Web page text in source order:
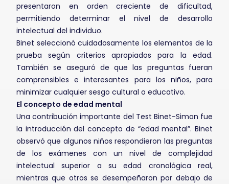
presentaron en orden creciente de dificultad,
permitiendo determinar el nivel de desarrollo
intelectual del individuo.
Binet seleccionó cuidadosamente los elementos de la
prueba según criterios apropiados para la edad.
También se aseguró de que las preguntas fueran
comprensibles e interesantes para los niños, para
minimizar cualquier sesgo cultural o educativo.
El concepto de edad mental
Una contribución importante del Test Binet-Simon fue
la introducción del concepto de “edad mental”. Binet
observó que algunos niños respondieron las preguntas
de los exámenes con un nivel de complejidad
intelectual superior a su edad cronológica real,
mientras que otros se desempeñaron por debajo de